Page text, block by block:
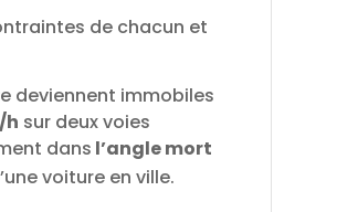
de chacun et
deviennent immobiles
h sur deux voies
dans l’angle mort
voiture en ville.